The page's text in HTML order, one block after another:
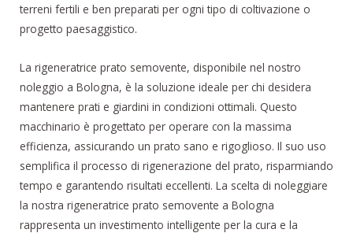
terreni fertili e ben preparati per ogni tipo di coltivazione o
progetto paesaggistico.
La rigeneratrice prato semovente, disponibile nel nostro
noleggio a Bologna, è la soluzione ideale per chi desidera
mantenere prati e giardini in condizioni ottimali. Questo
macchinario è progettato per operare con la massima
efficienza, assicurando un prato sano e rigoglioso. Il suo uso
semplifica il processo di rigenerazione del prato, risparmiando
tempo e garantendo risultati eccellenti. La scelta di noleggiare
la nostra rigeneratrice prato semovente a Bologna
rappresenta un investimento intelligente per la cura e la